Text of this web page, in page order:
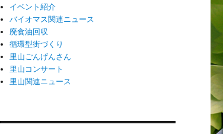
イベント紹介
バイオマス関連ニュース
廃食油回収
循環型街づくり
里山ごんげんさん
里山コンサート
里山関連ニュース